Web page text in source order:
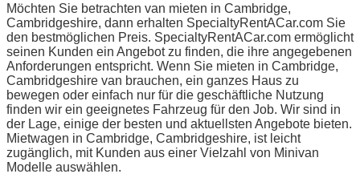
Möchten Sie betrachten van mieten in Cambridge,
Cambridgeshire, dann erhalten SpecialtyRentACar.com Sie
den bestmöglichen Preis. SpecialtyRentACar.com ermöglicht
seinen Kunden ein Angebot zu finden, die ihre angegebenen
Anforderungen entspricht. Wenn Sie mieten in Cambridge,
Cambridgeshire van brauchen, ein ganzes Haus zu
bewegen oder einfach nur für die geschäftliche Nutzung
finden wir ein geeignetes Fahrzeug für den Job. Wir sind in
der Lage, einige der besten und aktuellsten Angebote bieten.
Mietwagen in Cambridge, Cambridgeshire, ist leicht
zugänglich, mit Kunden aus einer Vielzahl von Minivan
Modelle auswählen.